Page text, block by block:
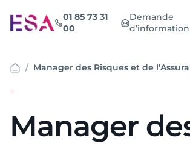
au
contenu
01 85 73 31
00
Demande
d’information
Manager